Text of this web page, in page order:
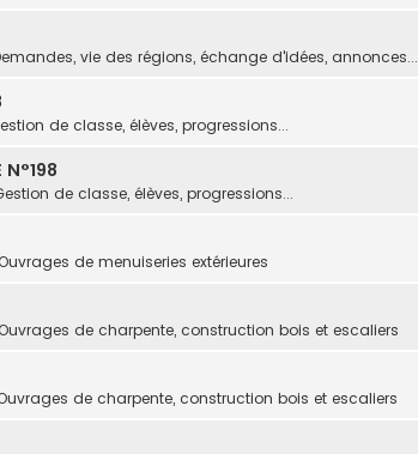
vie des régions, échange d'idées, annonces...
de classe, élèves, progressions...
N°198
de classe, élèves, progressions...
de menuiseries extérieures
de charpente, construction bois et escaliers
de charpente, construction bois et escaliers